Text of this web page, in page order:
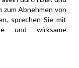
Abnehmen von
sprechen Sie mit
und wirksame